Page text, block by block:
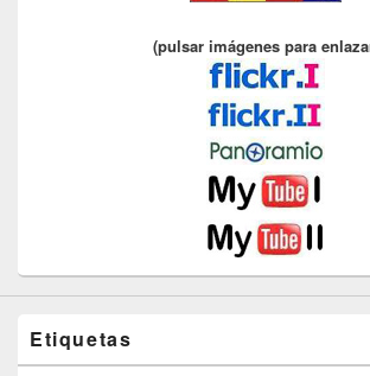
(pulsar imágenes para
Etiquetas